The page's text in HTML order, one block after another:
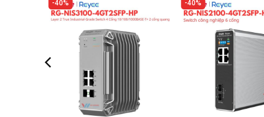
40% 40%